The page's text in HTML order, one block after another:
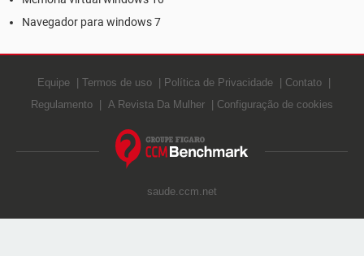
Navegador para windows 7
Equipe Termos de uso Política de Privacidade
Contato
Regulamento
A Revista Da Mulher Configuração de cookies
saude.ccm.net